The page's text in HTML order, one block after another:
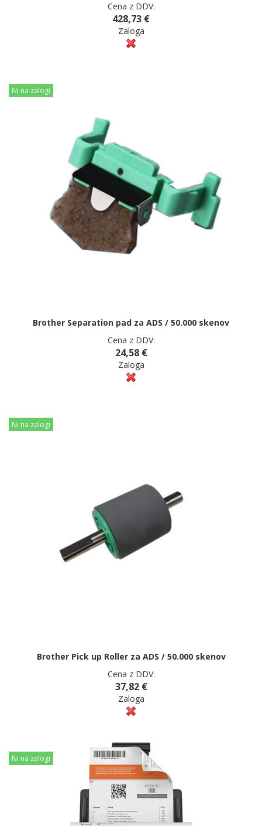
Cena z DDV:
428,73 €
Zaloga
Ni na zalogi
Brother Separation pad za ADS / 50.000 skenov
Cena z DDV:
24,58 €
Zaloga
Ni na zalogi
Brother Pick up Roller za ADS / 50.000 skenov
Cena z DDV:
37,82 €
Zaloga
Ni na zalogi